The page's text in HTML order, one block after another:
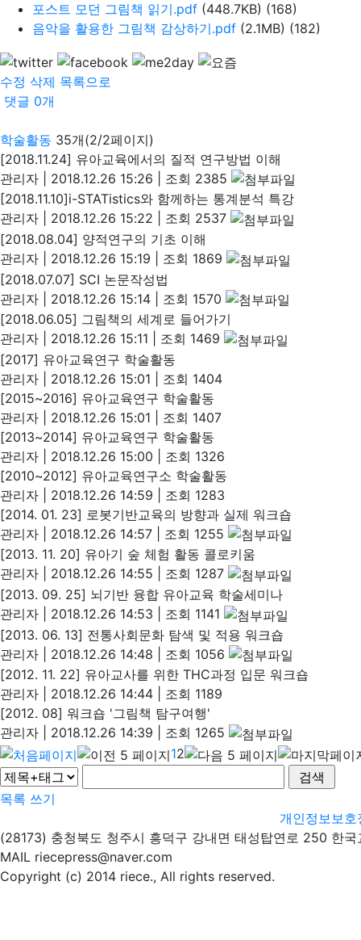
포스트 모던 그림책 읽기.pdf (448.7KB) (168)
음악을 활용한 그림책 감상하기.pdf (2.1MB) (182)
수정 삭제 목록으로
댓글 0개
학술활동 35개(2/2페이지)
[2018.11.24] 유아교육에서의 질적 연구방법 이해
관리자
2018.12.26 15:26
조회 2385
[2018.11.10]i-STATistics와 함께하는 통계분석 특강
관리자
2018.12.26 15:22
조회 2537
[2018.08.04] 양적연구의 기초 이해
관리자
2018.12.26 15:19
조회 1869
[2018.07.07] SCI 논문작성법
관리자
2018.12.26 15:14
조회 1570
[2018.06.05] 그림책의 세계로 들어가기
관리자
2018.12.26 15:11
조회 1469
[2017] 유아교육연구 학술활동
관리자
2018.12.26 15:01
조회 1404
[2015~2016] 유아교육연구 학술활동
관리자
2018.12.26 15:01
조회 1407
[2013~2014] 유아교육연구 학술활동
관리자
2018.12.26 15:00
조회 1326
[2010~2012] 유아교육연구소 학술활동
관리자
2018.12.26 14:59
조회 1283
[2014. 01. 23] 로봇기반교육의 방향과 실제 워크숍
관리자
2018.12.26 14:57
조회 1255
[2013. 11. 20] 유아기 숲 체험 활동 콜로키움
관리자
2018.12.26 14:55
조회 1287
[2013. 09. 25] 뇌기반 융합 유아교육 학술세미나
관리자
2018.12.26 14:53
조회 1141
[2013. 06. 13] 전통사회문화 탐색 및 적용 워크숍
관리자
2018.12.26 14:48
조회 1056
[2012. 11. 22] 유아교사를 위한 THC과정 입문 워크숍
관리자
2018.12.26 14:44
조회 1189
[2012. 08] 워크숍 '그림책 탐구여행'
관리자
2018.12.26 14:39
조회 1265
12
목록 쓰기
개인정보보호
(28173) 충청북도 청주시 흥덕구 강내면 태성탑연로 250
MAIL riecepress@naver.com
Copyright (c) 2014 riece., All rights reserved.